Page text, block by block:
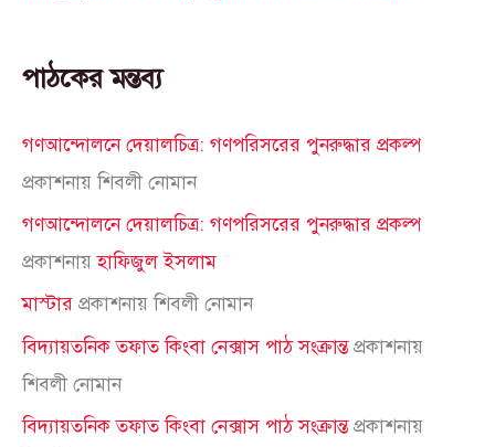
পাঠকের মন্তব্য
গণআন্দোলনে দেয়ালচিত্র: গণপরিসরের পুনরুদ্ধার প্রকল্প
প্রকাশনায়শিবলী নোমান
গণআন্দোলনে দেয়ালচিত্র: গণপরিসরের পুনরুদ্ধার প্রকল্প
প্রকাশনায়হাফিজুল ইসলাম
মাস্টার প্রকাশনায়শিবলী নোমান
বিদ্যায়তনিক তফাত কিংবা নেক্সাস পাঠ সংক্রান্তপ্রকাশনায়
শিবলী নোমান
বিদ্যায়তনিক তফাত কিংবা নেক্সাস পাঠ সংক্রান্তপ্রকাশনায়